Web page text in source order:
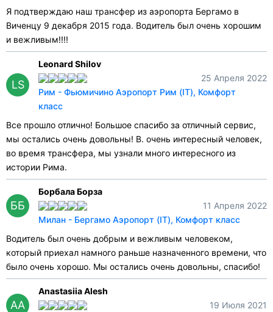
Я подтверждаю наш трансфер из аэропорта Бергамо в
Виченцу 9 декабря 2015 года. Водитель был очень хорошим
и вежливым!!!!
LS
Leonard Shilov
25 Апреля 2022
Рим - Фьюмичино Аэропорт Рим (IT), Комфорт
класс
Все прошло отлично! Большое спасибо за отличный сервис,
мы остались очень довольны! В. очень интересный человек,
во время трансфера, мы узнали много интересного из
истории Рима.
ББ
Борбала Борза
11 Апреля 2022
Милан - Бергамо Аэропорт (IT), Комфорт класс
Водитель был очень добрым и вежливым человеком,
который приехал намного раньше назначенного времени, что
было очень хорошо. Мы остались очень довольны, спасибо!
AA
Anastasiia Alesh
19 Июля 2021